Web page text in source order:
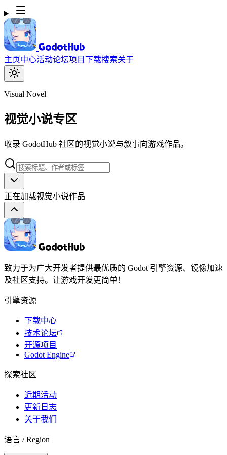
主页中心活动论坛项目下载搜索关于
Visual Novel
视觉小说专区
收录 GodotHub 社区的视觉小说与叙事向游戏作品。
正在加载视觉小说作品
致力于为广大开发者提供最优质的 Godot 引擎资源、镜像加速
及社区支持。让游戏开发更简单！
引擎资源
下载中心
技术论坛
开源项目
Godot Engine
探索社区
近期活动
更新日志
关于我们
语言 / Region